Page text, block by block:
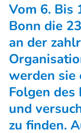
Vom 6. Bis
Bonn die
an der
werden sie
Folgen
und
zu finden.